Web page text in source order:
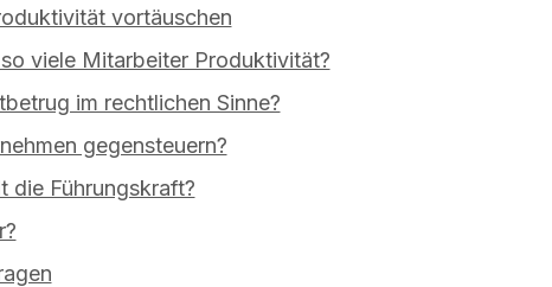
vortäuschen
viele Mitarbeiter Produktivität?
im rechtlichen Sinne?
gegensteuern?
die Führungskraft?